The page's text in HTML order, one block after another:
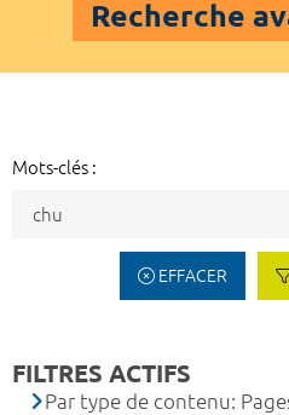
Recherche
Mots-clés :
EFFACER
FILTRES ACTIFS
Par type de contenu: